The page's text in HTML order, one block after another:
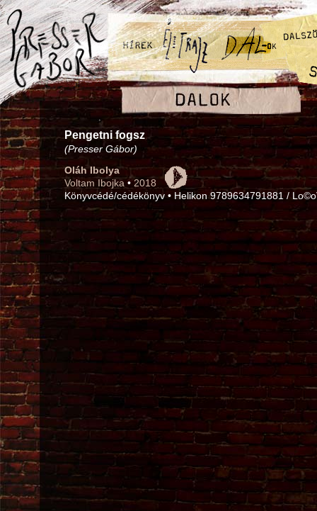
Pengetni fogsz
(Presser Gábor)
Oláh Ibolya
Voltam Ibojka • 2018
Könyvcédé/cédékönyv • Helikon 9789634791881 /